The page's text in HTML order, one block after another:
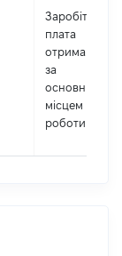
Заробітна
плата
отримана
за
основним
місцем
роботи